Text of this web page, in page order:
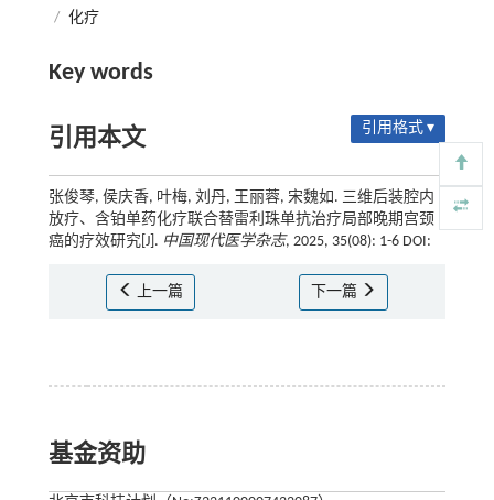
/ 化疗
Key words
引用本文 引用格式 ▾
张俊琴, 侯庆香, 叶梅, 刘丹, 王丽蓉, 宋魏如. 三维后装腔内
放疗、含铂单药化疗联合替雷利珠单抗治疗局部晚期宫颈
癌的疗效研究[J]. 中国现代医学杂志, 2025, 35(08): 1-6 DOI:
上一篇 下一篇
基金资助